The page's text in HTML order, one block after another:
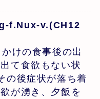
f.Nux-v.(CH12
けの食事後の出
て食欲もない状
の後症状が落ち着
が湧き、夕飯を